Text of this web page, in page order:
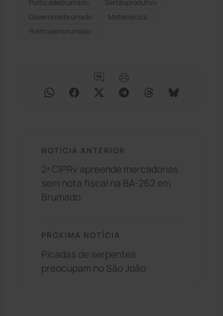
Políticadebrumado
Sertãoprodutivo
Governodebrumado
Matemática
Políticaembrumado
NOTÍCIA ANTERIOR
2ª CIPRv apreende mercadorias
sem nota fiscal na BA-262 em
Brumado
PRÓXIMA NOTÍCIA
Picadas de serpentes
preocupam no São João